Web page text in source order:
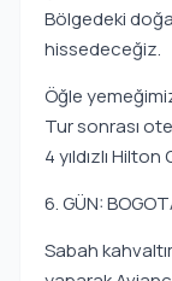
Bölgedeki
hissedeceğiz.
Öğle
Tur sonrası
4 yıldızlı
6. GÜN:
Sabah